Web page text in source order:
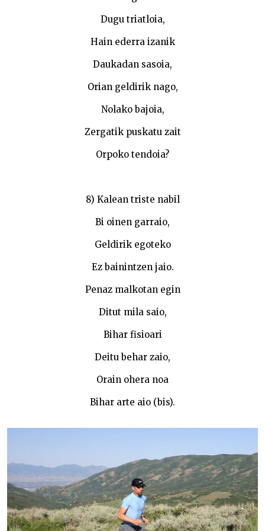
Dugu triatloia,
Hain ederra izanik
Daukadan sasoia,
Orian geldirik nago,
Nolako bajoia,
Zergatik puskatu zait
Orpoko tendoia?
8) Kalean triste nabil
Bi oinen garraio,
Geldirik egoteko
Ez bainintzen jaio.
Penaz malkotan egin
Ditut mila saio,
Bihar fisioari
Deitu behar zaio,
Orain ohera noa
Bihar arte aio (bis).